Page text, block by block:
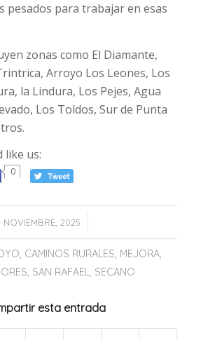
pesados para trabajar en esas
zonas como El Diamante,
Arroyo Los Leones, Los
la Lindura, Los Pejes, Agua
Los Toldos, Sur de Punta
like us:
0
NOVIEMBRE, 2025
/
CAMINOS RURALES MEJORA
SAN RAFAEL SECANO
esta entrada